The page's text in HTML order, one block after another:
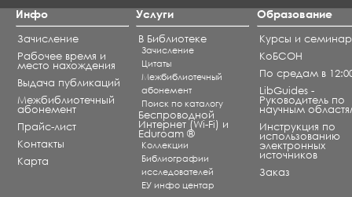
Инфо
Зачисление
Рабочее время и
место нахождения
Выдача публикаций
Межбиблиотечный
абонемент
Прайс-лист
Контакты
Карта
Услуги
В Библиотеке
Зачисление
Цитаты
Межбиблиотечный
абонемент
Поиск по каталогу
Беспроводной
Интернет (Wi-Fi) и
Eduroam ®
Коллекции
Библиографии
исследователей
ЕУ инфо центар
Образование
Курсы и
КоБСОН
По средам в
LibGuides -
Руководитель по
научным
Инструкция по
использованию
электронных
источников
Заказ